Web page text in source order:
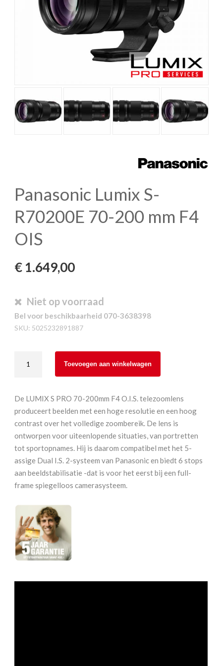
Panasonic Lumix S-
R70200E 70-200 mm F4
OIS
€ 1.649,00
Niet op voorraad
Bel voor beschikbaarheid 070-3638398
SKU: 5025232891887
Lumix
R70200E
mm
F4
OIS
aantal
Toevoegen aan winkelwagen
De LUMIX S PRO 70-200mm F4 O.I.S. telezoomlens
produceert beelden met een hoge resolutie en een hoog
contrast over het volledige zoombereik. De lens is
ontworpen voor uiteenlopende situaties, van portretten
tot sportopnames. Hij is daarom compatibel met het 5-
assige Dual I.S. 2-systeem van Panasonic en biedt 6 stops
aan beeldstabilisatie -dat is voor het eerst bij een full-
frame spiegelloos camerasysteem.